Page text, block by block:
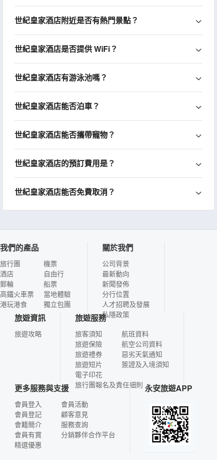
世紀皇家酒店附近是否有熱門景點？
世紀皇家酒店是否提供 WiFi？
世紀皇家酒店有游泳池嗎？
世紀皇家酒店能否泊車？
世紀皇家酒店能否攜帶寵物？
世紀皇家酒店的預訂費用是？
世紀皇家酒店能否免費取消？
我們的產品
旅行團
酒店
郵輪
高鐵火車票
港玩港食
機票
自由行
船票
當地體驗
獨立包團
關於我們
公司背景
最新動向
新聞發佈
分行位置
人才招聘及發展
私隱政策
旅遊資訊
旅遊攻略
旅遊服務
旅客須知
旅遊保險
旅遊禮券
旅遊短片
電子印花
航班資料
航空公司資料
惡劣天氣通知
簽證及入境須知
旅行團報名及責任細則
更多服務與支援
會員登入
會員登記
會籍簡介
會員有賞
精選優惠
會員活動
顧客意見
服務查詢
分銷夥伴合作平台
永安旅遊APP